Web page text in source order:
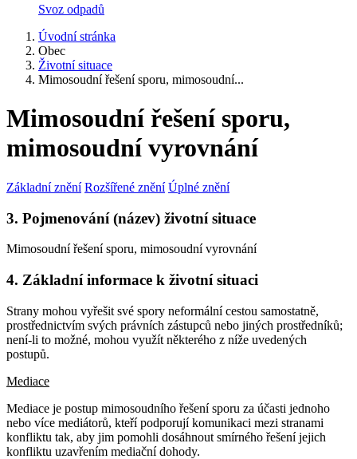
Svoz odpadů
Úvodní stránka
Obec
Životní situace
Mimosoudní řešení sporu, mimosoudní...
Mimosoudní řešení sporu,
mimosoudní vyrovnání
Základní znění Rozšířené znění Úplné znění
3. Pojmenování (název) životní situace
Mimosoudní řešení sporu, mimosoudní vyrovnání
4. Základní informace k životní situaci
Strany mohou vyřešit své spory neformální cestou samostatně,
prostřednictvím svých právních zástupců nebo jiných prostředníků;
není-li to možné, mohou využít některého z níže uvedených
postupů.
Mediace
Mediace je postup mimosoudního řešení sporu za účasti jednoho
nebo více mediátorů, kteří podporují komunikaci mezi stranami
konfliktu tak, aby jim pomohli dosáhnout smírného řešení jejich
konfliktu uzavřením mediační dohody.